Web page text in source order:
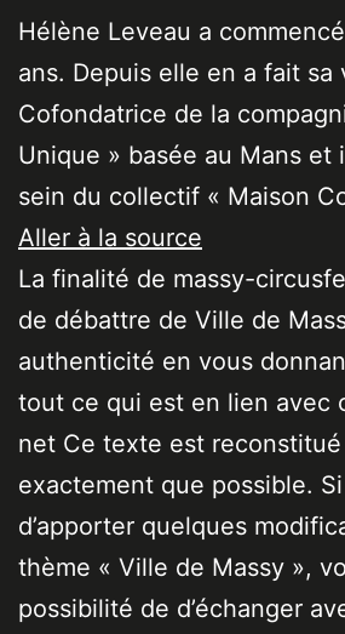
Hélène Leveau a
ans. Depuis elle en a fait sa
Cofondatrice de la
Unique » basée au Mans et
sein du collectif « Maison
Aller à la source
La finalité de massy-
de débattre de Ville de
authenticité en vous
tout ce qui est en lien avec
net Ce texte est reconstitué
exactement que possible.
d’apporter quelques
thème « Ville de Massy »,
possibilité de d’échanger